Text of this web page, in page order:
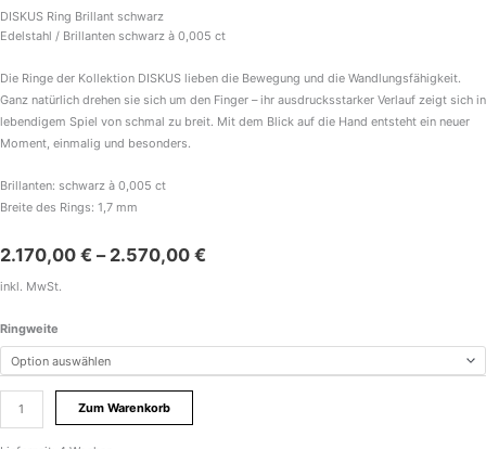
DISKUS Ring Brillant schwarz
Edelstahl / Brillanten schwarz à 0,005 ct
Die Ringe der Kollektion DISKUS lieben die Bewegung und die Wandlungsfähigkeit.
Ganz natürlich drehen sie sich um den Finger – ihr ausdrucksstarker Verlauf zeigt sich in
lebendigem Spiel von schmal zu breit. Mit dem Blick auf die Hand entsteht ein neuer
Moment, einmalig und besonders.
Brillanten: schwarz à 0,005 ct
Breite des Rings: 1,7 mm
2.170,00 € – 2.570,00 €
inkl. MwSt.
Ringweite
Zum Warenkorb